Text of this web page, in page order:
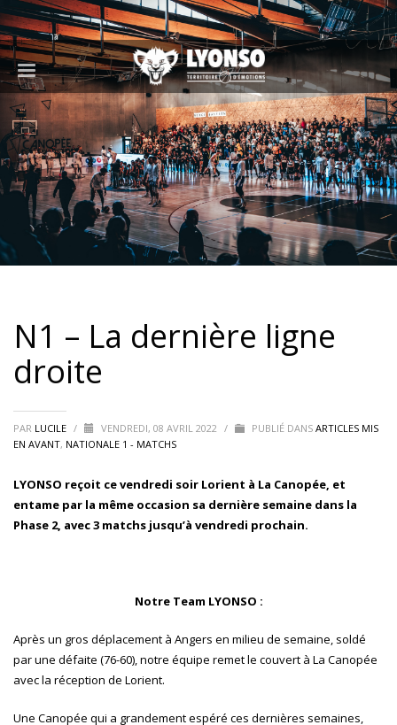
N1 – La dernière ligne
droite
PAR LUCILE / VENDREDI, 08 AVRIL 2022 / PUBLIÉ DANS ARTICLES MIS
EN AVANT, NATIONALE 1 - MATCHS
LYONSO reçoit ce vendredi soir Lorient à La Canopée, et
entame par la même occasion sa dernière semaine dans la
Phase 2, avec 3 matchs jusqu’à vendredi prochain.
Notre Team LYONSO :
Après un gros déplacement à Angers en milieu de semaine, soldé
par une défaite (76-60), notre équipe remet le couvert à La Canopée
avec la réception de Lorient.
Une Canopée qui a grandement espéré ces dernières semaines,